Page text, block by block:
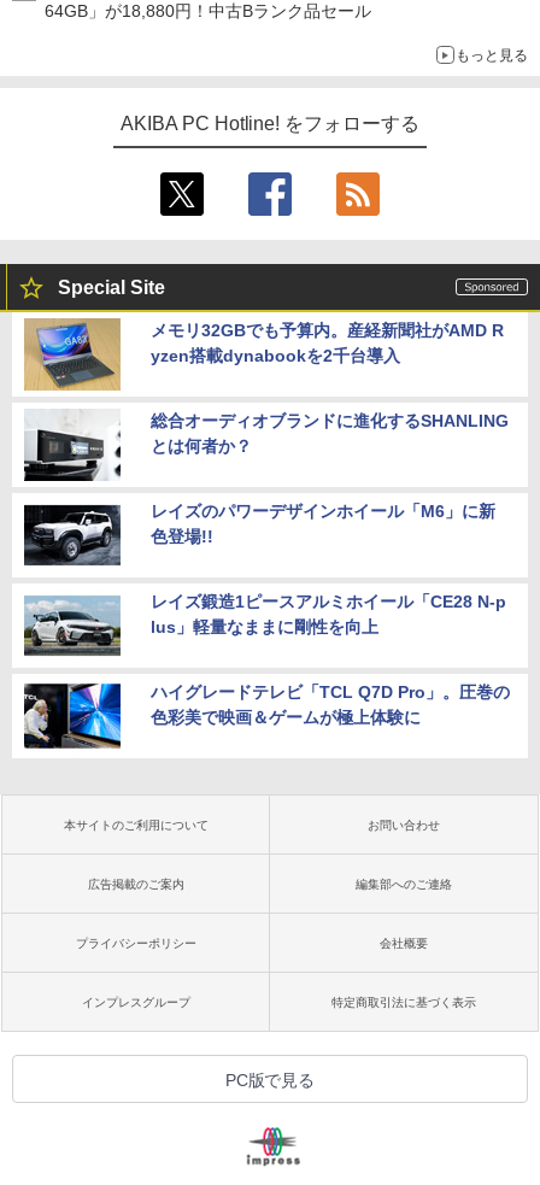
64GB」が18,880円！中古Bランク品セール
もっと見る
AKIBA PC Hotline! をフォローする
Special Site
メモリ32GBでも予算内。産経新聞社がAMD R
yzen搭載dynabookを2千台導入
総合オーディオブランドに進化するSHANLING
とは何者か？
レイズのパワーデザインホイール「M6」に新
色登場!!
レイズ鍛造1ピースアルミホイール「CE28 N-p
lus」軽量なままに剛性を向上
ハイグレードテレビ「TCL Q7D Pro」。圧巻の
色彩美で映画＆ゲームが極上体験に
本サイトのご利用について お問い合わせ
広告掲載のご案内 編集部へのご連絡
プライバシーポリシー 会社概要
インプレスグループ 特定商取引法に基づく表示
PC版で見る